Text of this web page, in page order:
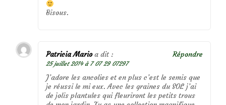
Bisous.
Patricia Mario a dit :
25 juillet 2014 à 7 07 29 07297
J’adore les ancolies et en plus c’est le semis que
je réussi le mi eux. Avec les graines du SOL j’ai
de jolis plantules qui fleuriront les petits trous
Répondre